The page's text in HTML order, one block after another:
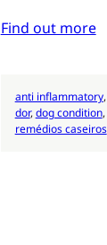
Find out more
anti inflammatory,
dor, dog condition,
remédios caseiros